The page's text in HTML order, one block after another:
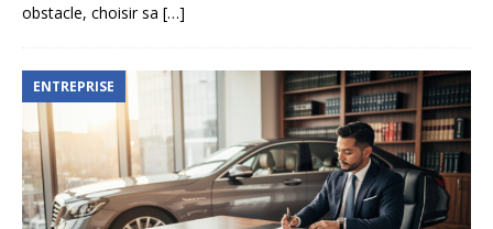
obstacle, choisir sa […]
ENTREPRISE